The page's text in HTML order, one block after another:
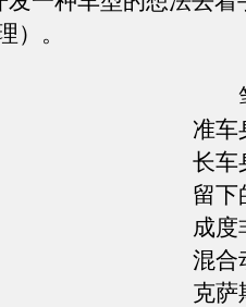
）。
笔
准车
长车
留下
成度
混合
克萨